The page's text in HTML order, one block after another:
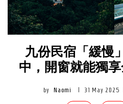
九份民宿「緩慢
中，開窗就能獨
by Naomi 31 May 2025